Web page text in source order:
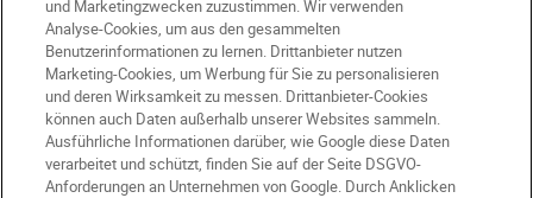
DE Nikon Sites
Kontakt
Datenschutzhinweis
Nutzungsbedingungen
Geschäftsbedingungen des Nikon Stores
Cookie-Hinweise
Barrierefreiheit
und Marketingzwecken zuzustimmen. Wir verwenden
Analyse-Cookies, um aus den gesammelten
Benutzerinformationen zu lernen. Drittanbieter nutzen
Marketing-Cookies, um Werbung für Sie zu personalisieren
und deren Wirksamkeit zu messen. Drittanbieter-Cookies
können auch Daten außerhalb unserer Websites sammeln.
Ausführliche Informationen darüber, wie Google diese Daten
verarbeitet und schützt, finden Sie auf der Seite DSGVO-
Anforderungen an Unternehmen von Google. Durch Anklicken